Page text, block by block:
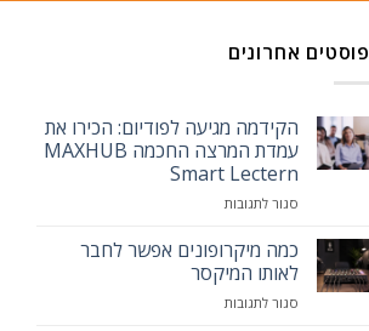
פוסטים אחרונים
הקידמה מגיעה לפודיום: הכירו את
עמדת המרצה החכמה MAXHUB
Smart Lectern
סגור לתגובותעל
מגיעה
לפודיום:
הכירו
את
כמה מיקרופונים אפשר לחבר
לאותו המיקסר
סגור לתגובותעל